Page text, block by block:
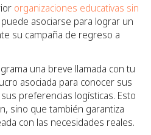
organizaciones educativas sin
asociarse para lograr un
su campaña de regreso a
una breve llamada con tu
asociada para conocer sus
preferencias logísticas. Esto
sino que también garantiza
con las necesidades reales.